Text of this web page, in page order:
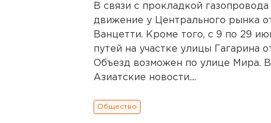
В связи с прокладкой
движение у Центрального рынка
Ванцетти. Кроме того, с 9 по 29
путей на участке улицы Гагарина
Объезд возможен по улице Мира.
Азиатские новости....
Общество